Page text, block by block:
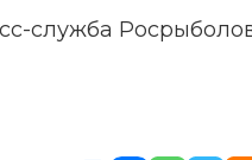
служба